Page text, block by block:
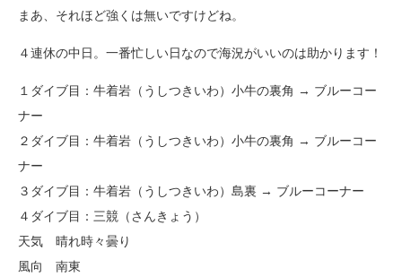
まあ、それほど強くは無いですけどね。
４連休の中日。一番忙しい日なので海況がいいのは助かります！
１ダイブ目：牛着岩（うしつきいわ）小牛の裏角 → ブルーコー
ナー
２ダイブ目：牛着岩（うしつきいわ）小牛の裏角 → ブルーコー
ナー
３ダイブ目：牛着岩（うしつきいわ）島裏 → ブルーコーナー
４ダイブ目：三競（さんきょう）
天気 晴れ時々曇り
風向 南東